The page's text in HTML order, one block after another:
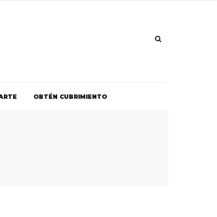
OBTÉN CUBRIMIENTO